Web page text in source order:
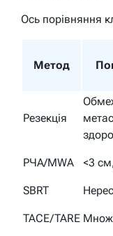
Ось порівняння
Метод
Резекція
РЧА/MWA <3
SBRT
TACE/TARE